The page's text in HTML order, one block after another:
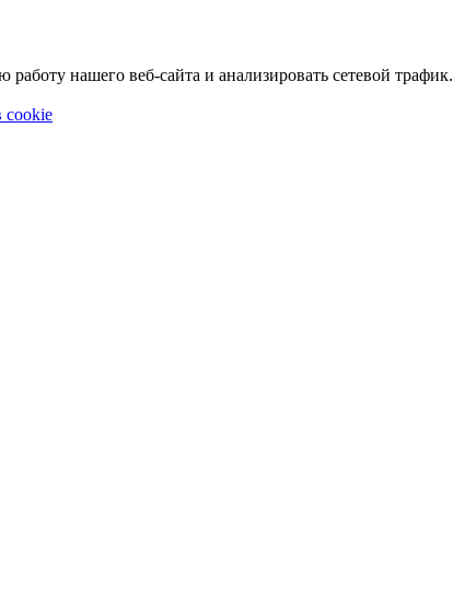
нашего веб-сайта и анализировать сетевой трафик.
cookie